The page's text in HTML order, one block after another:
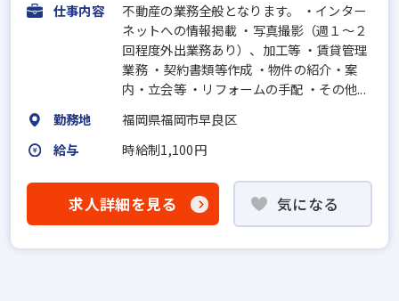
仕事内容
不動産の業務全般となります。 ・インター
ネットへの情報掲載 ・写真撮影（週１～２
回程度外出業務あり）、加工等 ・賃貸管理
業務 ・契約書類等作成 ・物件の紹介・案
内・立会等 ・リフォームの手配 ・その他...
勤務地
福岡県福岡市早良区
給与
時給制1,100円
求人詳細を見る 気になる